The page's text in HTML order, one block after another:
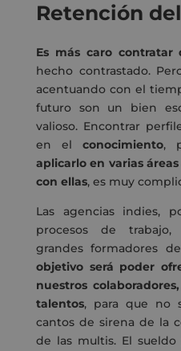
Retención
Es más caro contratar
hecho contrastado.
acentuando con el
futuro son un bien
valioso. Encontrar
en el conocimiento,
aplicarlo en varias
con ellas, es muy
Las agencias indies,
procesos de
grandes formadores
objetivo será poder
nuestros
talentos, para que no
cantos de sirena de la
de las multis. El